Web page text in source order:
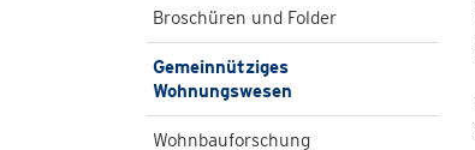
Broschüren und Folder
Gemeinnütziges
Wohnungswesen
Wohnbauforschung